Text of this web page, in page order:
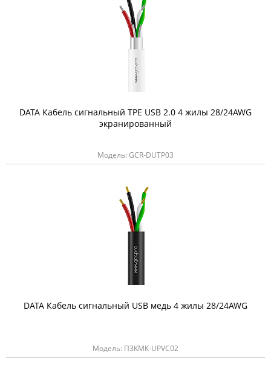
DATA Кабель сигнальный TPE USB 2.0 4 жилы 28/24AWG
экранированный
Модель: GCR-DUTP03
DATA Кабель сигнальный USB медь 4 жилы 28/24AWG
Модель: ПЗКМК-UPVC02